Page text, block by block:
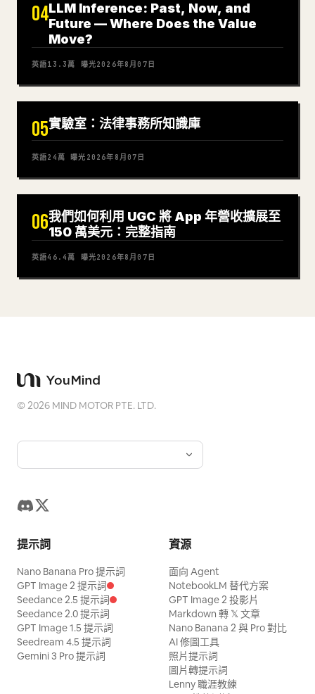
04LLM Inference: Past, Now, and
Future — Where Does the Value
Move?
英語13.3萬 曝光2026年8月07日
05實驗室：法律事務所知識庫
英語24萬 曝光 2026年8月07日
06我們如何利用 UGC 將 App 年營收擴展至
150 萬美元：完整指南
英語46.4萬 曝光2026年8月07日
©2026 MIND MOTOR PTE. LTD.
提示詞
Nano Banana Pro 提示詞
GPT Image 2 提示詞
Seedance 2.5 提示詞
Seedance 2.0 提示詞
GPT Image 1.5 提示詞
Seedream 4.5 提示詞
Gemini 3 Pro 提示詞
資源
面向 Agent
NotebookLM 替代方案
GPT Image 2 投影片
Markdown 轉 𝕏 文章
Nano Banana 2 與 Pro 對比
AI 修圖工具
照片提示詞
圖片轉提示詞
Lenny 職涯教練